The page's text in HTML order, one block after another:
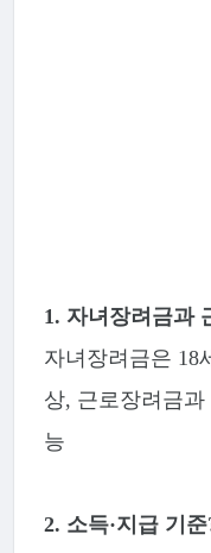
1. 자녀장려금과
자녀장려금은 18
상, 근로장려금
능
2. 소득·지급 기준